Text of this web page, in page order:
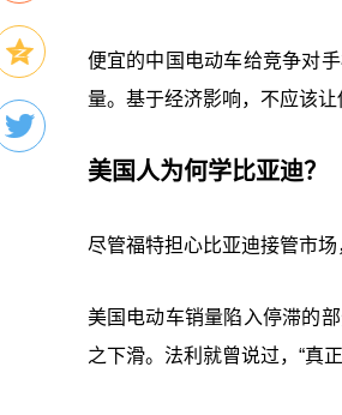
便宜的中国电动车给竞争对
量。基于经济影响，不应该
美国人为何学比亚迪？
尽管福特担心比亚迪接管市场
美国电动车销量陷入停滞的
之下滑。法利就曾说过，“真